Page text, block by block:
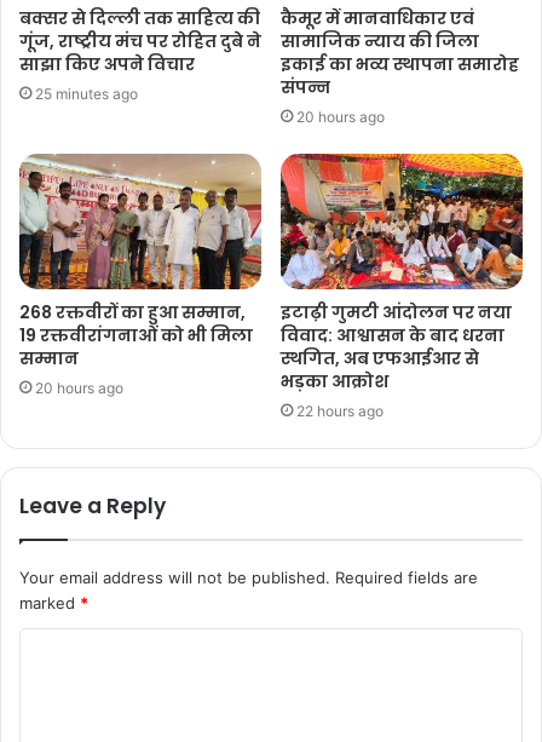
बक्सर से दिल्ली तक साहित्य की
गूंज, राष्ट्रीय मंच पर रोहित दुबे ने
साझा किए अपने विचार
25 minutes ago
कैमूर में मानवाधिकार एवं
सामाजिक न्याय की जिला
इकाई का भव्य स्थापना समारोह
संपन्न
20 hours ago
268 रक्तवीरों का हुआ सम्मान,
19 रक्तवीरांगनाओं को भी मिला
सम्मान
20 hours ago
इटाढ़ी गुमटी आंदोलन पर नया
विवाद: आश्वासन के बाद धरना
स्थगित, अब एफआईआर से
भड़का आक्रोश
22 hours ago
Leave a Reply
Your email address will not be published. Required fields are
marked *